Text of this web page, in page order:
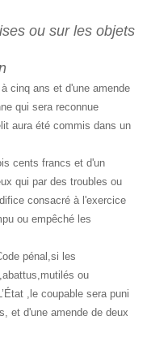
ou sur les objets
cinq ans et d'une amende
qui sera reconnue
aura été commis dans un
cents francs et d'un
qui par des troubles ou
consacré à l'exercice
ou empêché les
pénal,si les
ou
,le coupable sera puni
et d'une amende de deux